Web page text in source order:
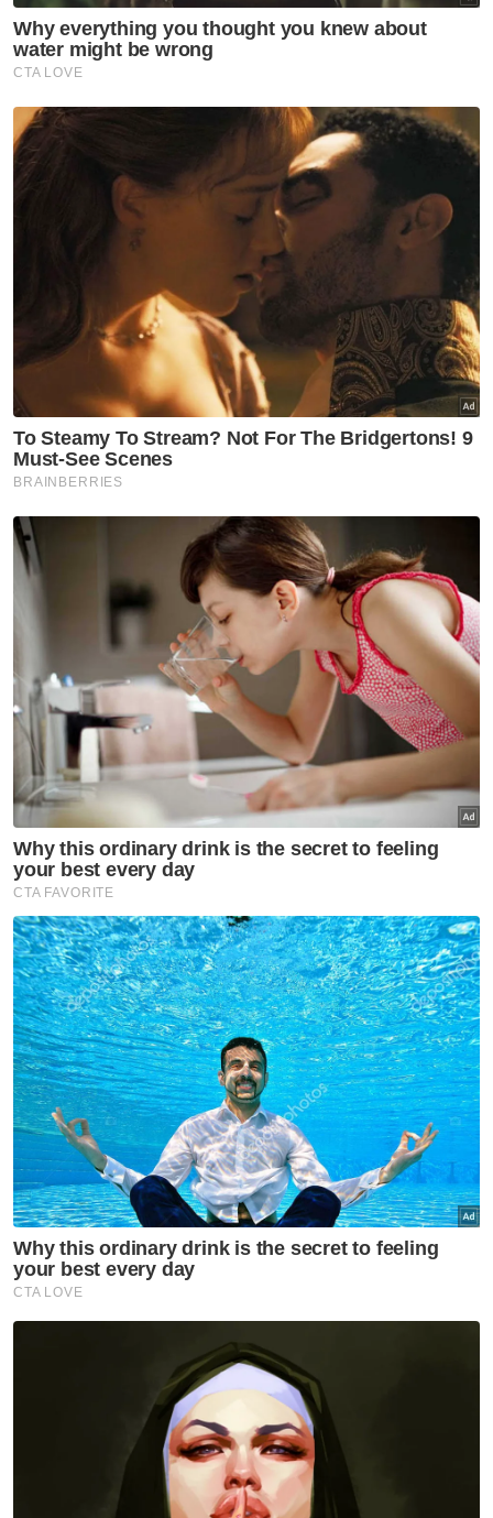
Artikel Disyorkan
Semasa
Pempengaruh kaum India
dakwa dibuli siber, modus
operandi serang pemilik bisnes
wanita
Semasa
Ingin berdikari alasan Dhia
Zahraaxavieta Neelopher
keluar rumah
RCI TH: LHDN perlu siasat
2014-2020
Semasa
RCI TH: SPRM, PDRM, LHDN
mula 'gempur' individu terlibat
siasatan